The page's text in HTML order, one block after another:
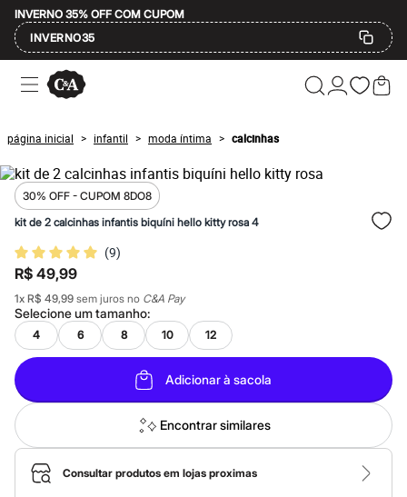
INVERNO 35% OFF COM CUPOM
INVERNO35
Ofertas
Compre por Departamento
Masculino
Infantil
Calçados
Mindse7
Plus Size
Até 20% off
Até 40% off
Até 60% off
A partir de 60% off
Feminino
Em alta
Inverno
Alfaiataria
Novidades
Roupas
Blusas e Camisetas
Básicos
Calças
Casacos e Jaquetas
Jeans
Macacões
Saias
página inicial > infantil > moda íntima > calcinhas
30% OFF - CUPOM 8DO8
kit de 2 calcinhas infantis biquíni hello kitty rosa 4
(9)
R$ 49,99
1x R$ 49,99 sem juros no C&A Pay
Selecione umtamanho:
4 6 8 10 12
Adicionar à sacola
Encontrar similares
Consultar produtos em lojas proximas